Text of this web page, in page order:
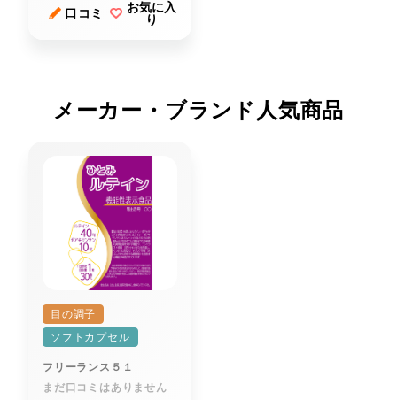
口コミ
お気に入
り
メーカー・ブランド人気商品
目の調子
ソフトカプセル
フリーランス５１
まだ口コミはありません